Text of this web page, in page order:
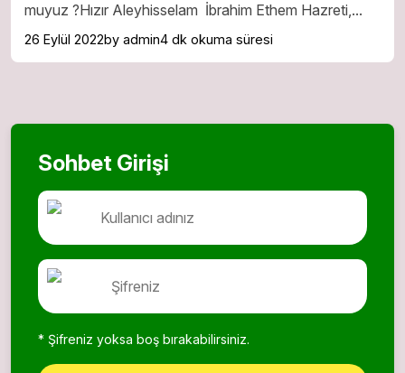
muyuz ?Hızır Aleyhisselam İbrahim Ethem Hazreti,...
26 Eylül 2022by admin4 dk okuma süresi
Sohbet Girişi
* Şifreniz yoksa boş bırakabilirsiniz.